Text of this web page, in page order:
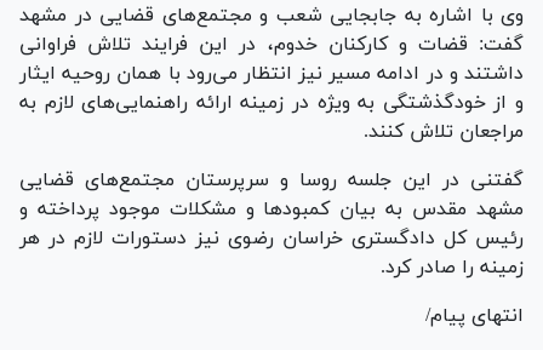
وی با اشاره به جابجایی شعب و مجتمع‌های قضایی در مشهد
گفت: قضات و کارکنان خدوم، در این فرایند تلاش فراوانی
داشتند و در ادامه مسیر نیز انتظار می‌رود با همان روحیه ایثار
و از خودگذشتگی به ویژه در زمینه ارائه راهنمایی‌های لازم به
مراجعان تلاش کنند.
گفتنی در این جلسه روسا و سرپرستان مجتمع‌های قضایی
مشهد مقدس به بیان کمبود‌ها و مشکلات موجود پرداخته و
رئیس کل دادگستری خراسان رضوی نیز دستورات لازم در هر
زمینه را صادر کرد.
انتهای پیام/